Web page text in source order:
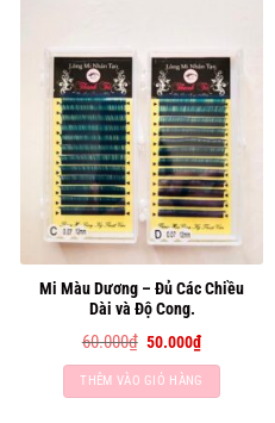
Mi Màu Dương – Đủ Các Chiều
Dài và Độ Cong.
60.000₫ Giá
là:
60.000₫.
50.000₫Giá
hiện
tại
là:
50.000₫.
THÊM VÀO GIỎ HÀNG